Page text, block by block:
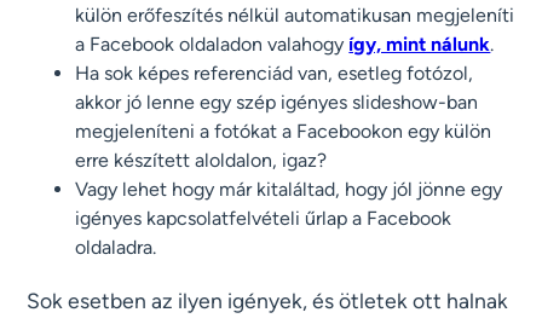
külön erőfeszítés nélkül automatikusan megjeleníti
a Facebook oldaladon valahogy így, mint nálunk.
Ha sok képes referenciád van, esetleg fotózol,
akkor jó lenne egy szép igényes slideshow-ban
megjeleníteni a fotókat a Facebookon egy külön
erre készített aloldalon, igaz?
Vagy lehet hogy már kitaláltad, hogy jól jönne egy
igényes kapcsolatfelvételi űrlap a Facebook
oldaladra.
Sok esetben az ilyen igények, és ötletek ott halnak